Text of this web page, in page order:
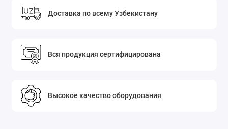
Доставка по всему Узбекистану
Вся продукция сертифицирована
Высокое качество оборудования